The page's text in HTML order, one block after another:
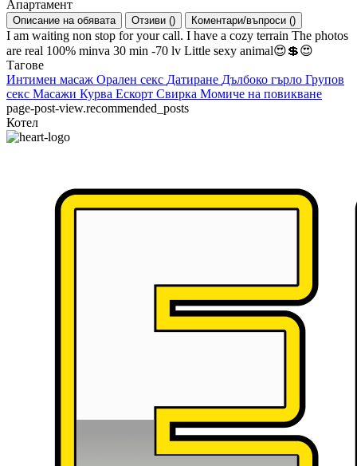
Апартамент
Описание на обявата Отзиви () Коментари/въпроси ()
I am waiting non stop for your call. I have a cozy terrain The photos
are real 100% minva 30 min -70 lv Little sexy animal😍💲😍
Тагове
Интимен масаж Орален секс Датиране Дълбоко гърло Групов
секс Масажи Курва Ескорт Свирка Момиче на повикване
page-post-view.recommended_posts
Котел